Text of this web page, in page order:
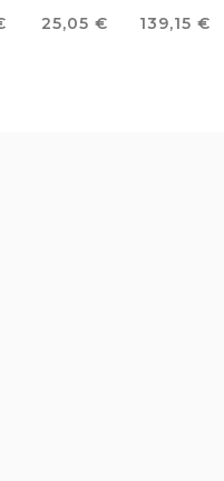
MUJER
Precio
25,05 €
EASY
Precio
139,15 €